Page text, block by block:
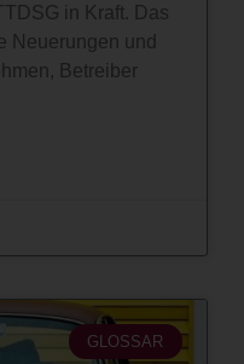
in Kraft. Das
Neuerungen und
Betreiber
GLOSSAR